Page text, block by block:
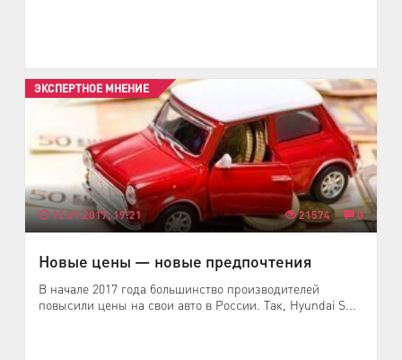
12.01.2017, 19:21 21574 0
ЭКСПЕРТНОЕ МНЕНИЕ
Новые цены — новые предпочтения
В начале 2017 года большинство производителей
повысили цены на свои авто в России. Так, Hyundai S...